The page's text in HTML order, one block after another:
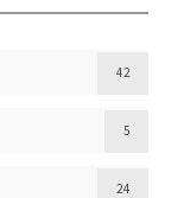
42
5
24